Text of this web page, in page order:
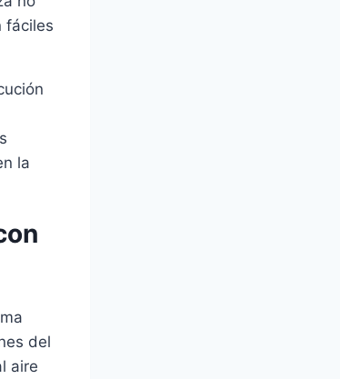
fáciles
la
del
aire